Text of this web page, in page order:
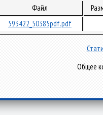
Файл
593422_50385pdf.pdf
Общее